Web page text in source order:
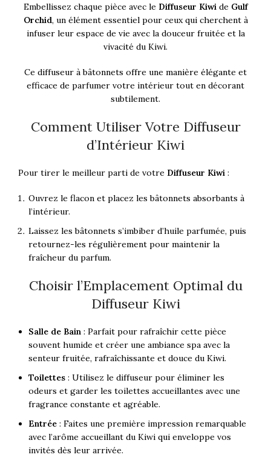
Embellissez chaque pièce avec le Diffuseur Kiwide Gulf
Orchid, un élément essentiel pour ceux qui cherchent à
infuser leur espace de vie avec la douceur fruitée et la
vivacité du Kiwi.
Ce diffuseur à bâtonnets offre une manière élégante et
efficace de parfumer votre intérieur tout en décorant
subtilement.
Comment Utiliser Votre Diffuseur
d’Intérieur Kiwi
Pour tirer le meilleur parti de votre Diffuseur Kiwi :
Ouvrez le flacon et placez les bâtonnets absorbants à
l’intérieur.
Laissez les bâtonnets s’imbiber d’huile parfumée, puis
retournez-les régulièrement pour maintenir la
fraîcheur du parfum.
Choisir l’Emplacement Optimal du
Diffuseur Kiwi
Salle de Bain : Parfait pour rafraîchir cette pièce
souvent humide et créer une ambiance spa avec la
senteur fruitée, rafraîchissante et douce du Kiwi.
Toilettes : Utilisez le diffuseur pour éliminer les
odeurs et garder les toilettes accueillantes avec une
fragrance constante et agréable.
Entrée : Faites une première impression remarquable
avec l’arôme accueillant du Kiwi qui enveloppe vos
invités dès leur arrivée.